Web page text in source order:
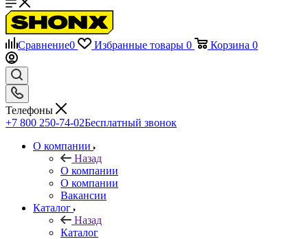
Сравнение0 Избранные товары 0 Корзина 0
Телефоны
+7 800 250-74-02Бесплатный звонок
О компании
Назад
О компании
О компании
Вакансии
Каталог
Назад
Каталог